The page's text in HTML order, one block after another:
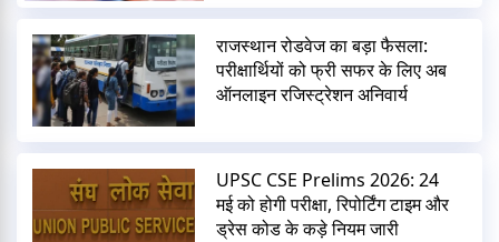
राजस्थान रोडवेज का बड़ा फैसला:
परीक्षार्थियों को फ्री सफर के लिए अब
ऑनलाइन रजिस्ट्रेशन अनिवार्य
UPSC CSE Prelims 2026: 24
मई को होगी परीक्षा, रिपोर्टिंग टाइम और
ड्रेस कोड के कड़े नियम जारी